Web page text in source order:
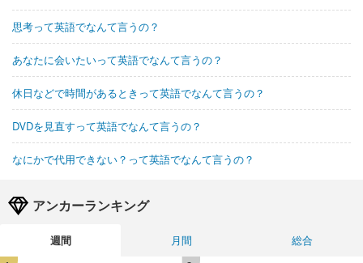
思考って英語でなんて言うの？
あなたに会いたいって英語でなんて言うの？
休日などで時間があるときって英語でなんて言うの？
DVDを見直すって英語でなんて言うの？
なにかで代用できない？って英語でなんて言うの？
アンカーランキング
週間 月間
総合